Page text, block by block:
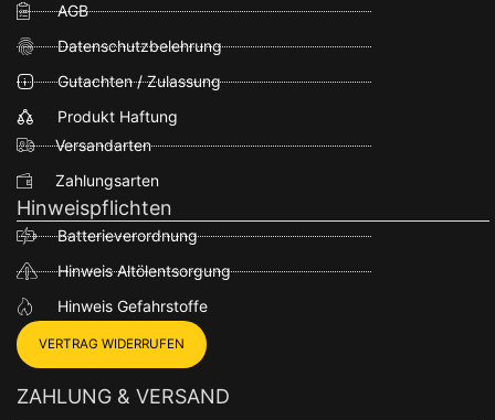
AGB
Datenschutzbelehrung
Gutachten / Zulassung
Produkt Haftung
Versandarten
Zahlungsarten
Hinweispflichten
Batterieverordnung
Hinweis Altölentsorgung
Hinweis Gefahrstoffe
VERTRAG WIDERRUFEN
ZAHLUNG & VERSAND